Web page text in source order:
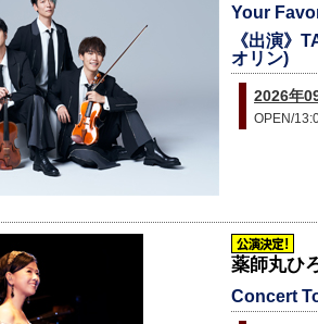
Your
《出演》
オリン)
2026年
OPEN/
薬師丸ひ
Concert